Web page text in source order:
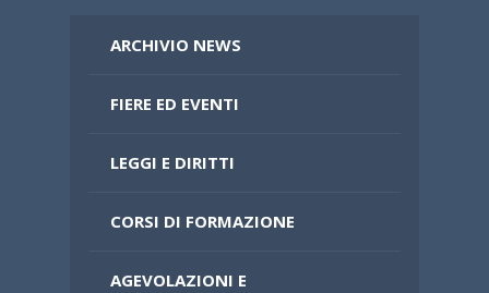
ARCHIVIO NEWS
FIERE ED EVENTI
LEGGI E DIRITTI
CORSI DI FORMAZIONE
AGEVOLAZIONI E